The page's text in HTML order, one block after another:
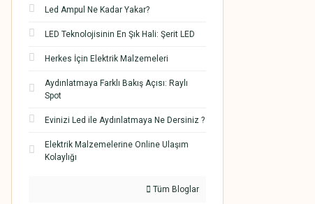
Led Ampul Ne Kadar Yakar?
LED Teknolojisinin En Şık Hali: Şerit LED
Herkes İçin Elektrik Malzemeleri
Aydınlatmaya Farklı Bakış Açısı: Raylı
Spot
Evinizi Led ile Aydınlatmaya Ne Dersiniz ?
Elektrik Malzemelerine Online Ulaşım
Kolaylığı
Tüm Bloglar